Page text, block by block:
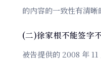
的内容的一致性有清晰
(二)徐家根不能签字
被告提供的 2008 年